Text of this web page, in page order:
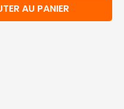
AU PANIER